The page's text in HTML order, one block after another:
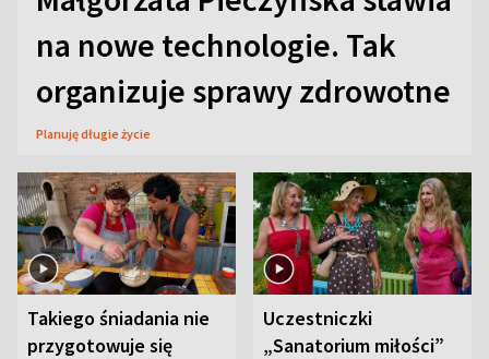
na nowe technologie. Tak
organizuje sprawy zdrowotne
Planuję długie życie
Takiego śniadania nie
przygotowuje się
Uczestniczki
„Sanatorium miłości”